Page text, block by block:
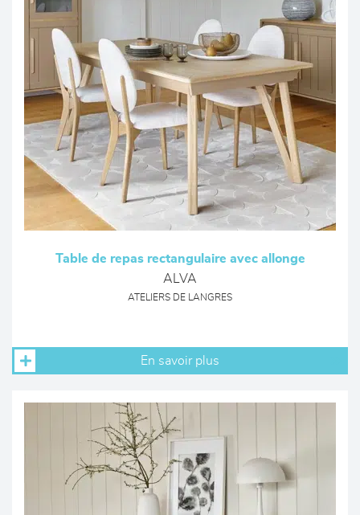
Table de repas rectangulaire avec allonge
ALVA
ATELIERS DE LANGRES
En savoir plus